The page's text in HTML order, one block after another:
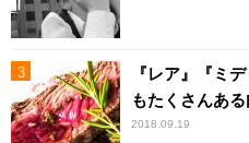
『レア』『ミ
もたくさんあ
2018.09.19